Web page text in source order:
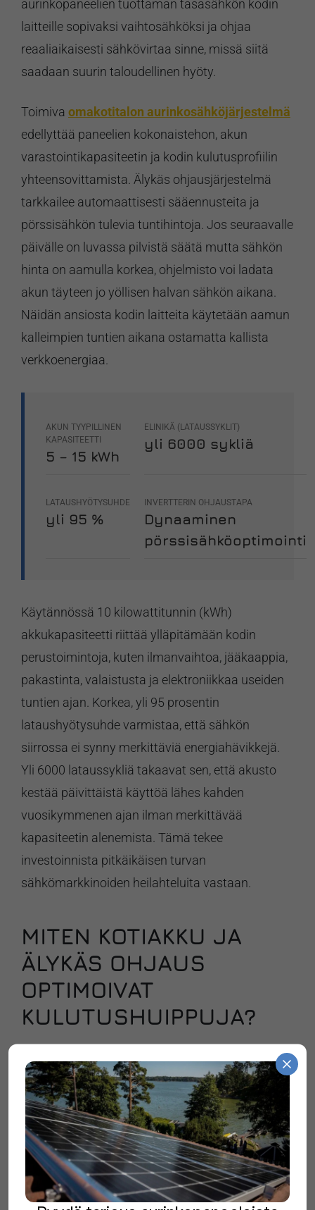
aurinkopaneelien tuottaman tasasähkön kodin
laitteille sopivaksi vaihtosähköksi ja ohjaa
reaaliaikaisesti sähkövirtaa sinne, missä siitä
saadaan suurin taloudellinen hyöty.
Toimiva omakotitalon aurinkosähköjärjestelmä
edellyttää paneelien kokonaistehon, akun
varastointikapasiteetin ja kodin kulutusprofiilin
yhteensovittamista. Älykäs ohjausjärjestelmä
tarkkailee automaattisesti sääennusteita ja
pörssisähkön tulevia tuntihintoja. Jos seuraavalle
päivälle on luvassa pilvistä säätä mutta sähkön
hinta on aamulla korkea, ohjelmisto voi ladata
akun täyteen jo yöllisen halvan sähkön aikana.
Näidän ansiosta kodin laitteita käytetään aamun
kalleimpien tuntien aikana ostamatta kallista
verkkoenergiaa.
AKUN TYYPILLINEN
KAPASITEETTI
5 – 15 kWh
ELINIKÄ (LATAUSSYKLIT)
yli 6000 sykliä
LATAUSHYÖTYSUHDE
yli 95 %
INVERTTERIN OHJAUSTAPA
Dynaaminen
pörssisähköoptimointi
Käytännössä 10 kilowattitunnin (kWh)
akkukapasiteetti riittää ylläpitämään kodin
perustoimintoja, kuten ilmanvaihtoa, jääkaappia,
pakastinta, valaistusta ja elektroniikkaa useiden
tuntien ajan. Korkea, yli 95 prosentin
lataushyötysuhde varmistaa, että sähkön
siirrossa ei synny merkittäviä energiahävikkejä.
Yli 6000 lataussykliä takaavat sen, että akusto
kestää päivittäistä käyttöä lähes kahden
vuosikymmenen ajan ilman merkittävää
kapasiteetin alenemista. Tämä tekee
investoinnista pitkäikäisen turvan
sähkömarkkinoiden heilahteluita vastaan.
MITEN KOTIAKKU JA
ÄLYKÄS OHJAUS
OPTIMOIVAT
KULUTUSHUIPPUJA?
Älykäs aurinkosähköjärjestelmä kytkeytyy
suoraan kodin muuhun talotekniikkaan. Jotta
akustosta ja omasta sähköntuotannosta
saadaan suurin hyöty, ohjausyksikkö
kommunikoi reaaliaikaisesti kodin
sähkökuormien kanssa. Ohjaus kohdistuu